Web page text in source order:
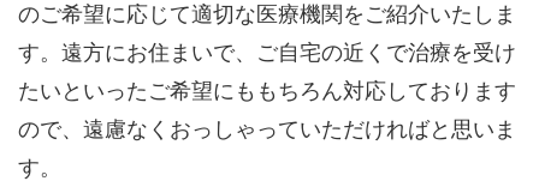
のご希望に応じて適切な医療機関をご紹介いたしま
す。遠方にお住まいで、ご自宅の近くで治療を受け
たいといったご希望にももちろん対応しております
ので、遠慮なくおっしゃっていただければと思いま
す。